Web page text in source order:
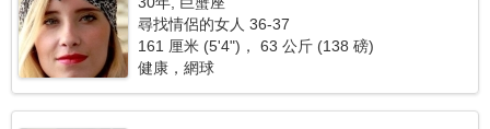
尋找情侶的女人 36-37
161 厘米 (5'4")， 63 公斤 (138 磅)
健康，網球